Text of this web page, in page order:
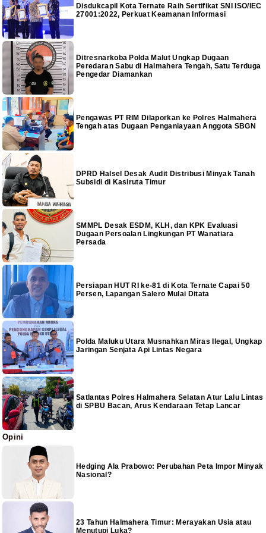
Disdukcapil Kota Ternate Raih Sertifikat SNI ISO/IEC
27001:2022, Perkuat Keamanan Informasi
Ditresnarkoba Polda Malut Ungkap Dugaan
Peredaran Sabu di Halmahera Tengah, Satu Terduga
Pengedar Diamankan
Pengawas PT RIM Dilaporkan ke Polres Halmahera
Tengah atas Dugaan Penganiayaan Anggota SBGN
DPRD Halsel Desak Audit Distribusi Minyak Tanah
Subsidi di Kasiruta Timur
SMMPL Desak ESDM, KLH, dan KPK Evaluasi
Dugaan Persoalan Lingkungan PT Wanatiara
Persada
Persiapan HUT RI ke-81 di Kota Ternate Capai 50
Persen, Lapangan Salero Mulai Ditata
Polda Maluku Utara Musnahkan Miras Ilegal, Ungkap
Jaringan Senjata Api Lintas Negara
Satlantas Polres Halmahera Selatan Atur Lalu Lintas
di SPBU Bacan, Arus Kendaraan Tetap Lancar
Opini
Hedging Ala Prabowo: Perubahan Peta Impor Minyak
Nasional?
23 Tahun Halmahera Timur: Merayakan Usia atau
Menutupi Luka?